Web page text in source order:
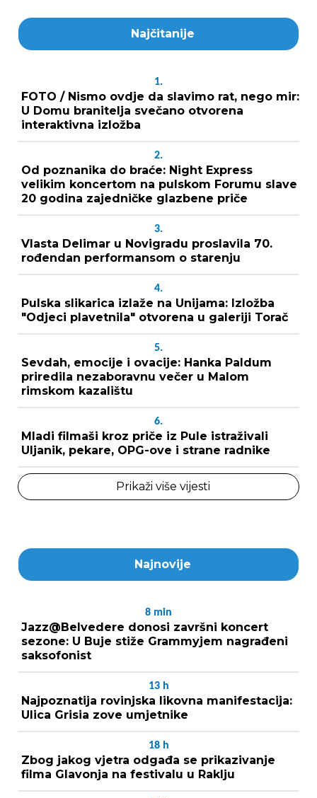
Najčitanije
1.
FOTO / Nismo ovdje da slavimo rat, nego mir:
U Domu branitelja svečano otvorena
interaktivna izložba
2.
Od poznanika do braće: Night Express
velikim koncertom na pulskom Forumu slave
20 godina zajedničke glazbene priče
3.
Vlasta Delimar u Novigradu proslavila 70.
rođendan performansom o starenju
4.
Pulska slikarica izlaže na Unijama: Izložba
"Odjeci plavetnila" otvorena u galeriji Torač
5.
Sevdah, emocije i ovacije: Hanka Paldum
priredila nezaboravnu večer u Malom
rimskom kazalištu
6.
Mladi filmaši kroz priče iz Pule istraživali
Uljanik, pekare, OPG-ove i strane radnike
Prikaži više vijesti
Najnovije
8 min
Jazz@Belvedere donosi završni koncert
sezone: U Buje stiže Grammyjem nagrađeni
saksofonist
13 h
Najpoznatija rovinjska likovna manifestacija:
Ulica Grisia zove umjetnike
18 h
Zbog jakog vjetra odgađa se prikazivanje
filma Glavonja na festivalu u Raklju